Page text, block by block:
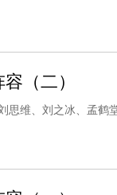
（二）
维、刘之冰、孟鹤